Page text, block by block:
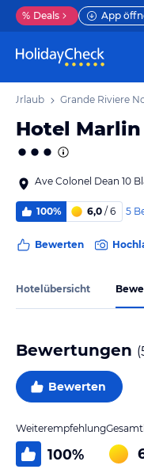
% Deals App
Urlaub Grande Riviere
Hotel Marlin
Ave Colonel Dean 10
100% 6,0 / 6 5
Bewerten
Hotelübersicht
Bewertungen (
Bewerten
Weiterempfehlung
100%